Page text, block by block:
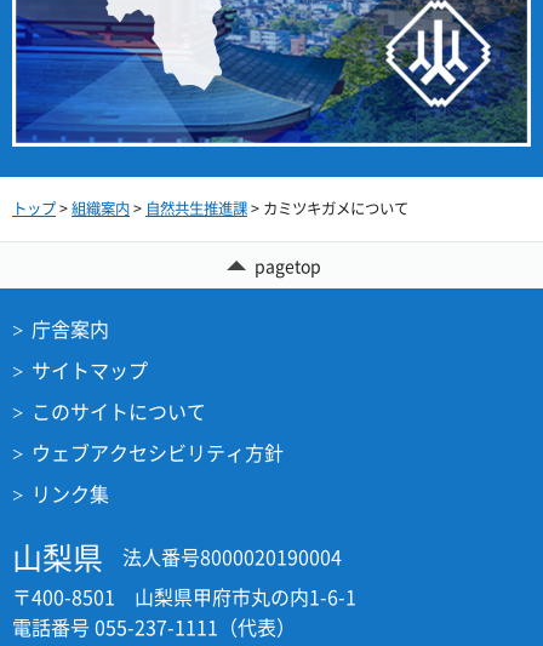
トップ>組織案内> 自然共生推進課> カミツキガメについて
pagetop
庁舎案内
サイトマップ
このサイトについて
ウェブアクセシビリティ方針
リンク集
山梨県
法人番号8000020190004
〒400-8501 山梨県甲府市丸の内1-6-1
電話番号 055-237-1111（代表）